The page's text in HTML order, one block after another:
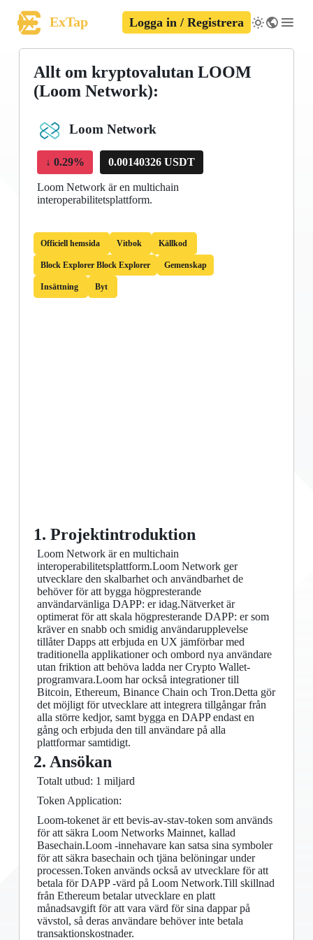
ExTap Logga in / Registrera
Allt om kryptovalutan LOOM
(Loom Network):
Loom Network
↓ 0.29% 0.00140326 USDT
Loom Network är en multichain
interoperabilitetsplattform.
Officiell hemsida Vitbok Källkod
Block Explorer Block Explorer Gemenskap
Insättning Byt
1. Projektintroduktion
Loom Network är en multichain
interoperabilitetsplattform.Loom Network ger
utvecklare den skalbarhet och användbarhet de
behöver för att bygga högpresterande
användarvänliga DAPP: er idag.Nätverket är
optimerat för att skala högpresterande DAPP: er som
kräver en snabb och smidig användarupplevelse
tillåter Dapps att erbjuda en UX jämförbar med
traditionella applikationer och ombord nya användare
utan friktion att behöva ladda ner Crypto Wallet-
programvara.Loom har också integrationer till
Bitcoin, Ethereum, Binance Chain och Tron.Detta gör
det möjligt för utvecklare att integrera tillgångar från
alla större kedjor, samt bygga en DAPP endast en
gång och erbjuda den till användare på alla
plattformar samtidigt.
2. Ansökan
Totalt utbud: 1 miljard
Token Application:
Loom-tokenet är ett bevis-av-stav-token som används
för att säkra Loom Networks Mainnet, kallad
Basechain.Loom -innehavare kan satsa sina symboler
för att säkra basechain och tjäna belöningar under
processen.Token används också av utvecklare för att
betala för DAPP -värd på Loom Network.Till skillnad
från Ethereum betalar utvecklare en platt
månadsavgift för att vara värd för sina dappar på
vävstol, så deras användare behöver inte betala
transaktionskostnader.